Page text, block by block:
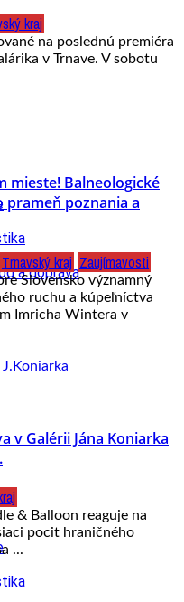
a doprava
kraj
na poslednú premiéra
v Trnave. V sobotu
mieste! Balneologické
prameň poznania a
Trnavský kraj Zaujímavosti
Slovensko významný
ruchu a kúpeľníctva
Imricha Wintera v
v Galérii Jána Koniarka
& Balloon reaguje na
pocit hraničného
...